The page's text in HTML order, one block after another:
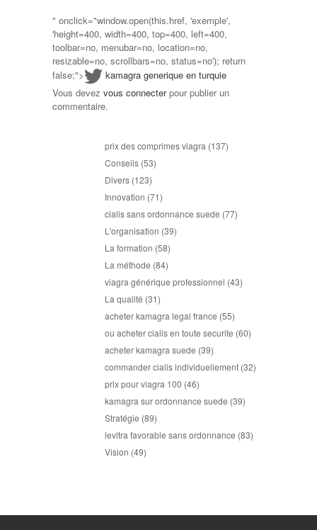
" onclick="window.open(this.href, 'exemple',
'height=400, width=400, top=400, left=400,
toolbar=no, menubar=no, location=no,
resizable=no, scrollbars=no, status=no'); return
false;">
kamagra generique en turquie
Vous devez vous connecterpour publier un
commentaire.
prix des comprimes viagra (137)
Conseils (53)
Divers (123)
Innovation (71)
cialis sans ordonnance suede (77)
L'organisation (39)
La formation (58)
La méthode (84)
viagra générique professionnel (43)
La qualité (31)
acheter kamagra legal france (55)
ou acheter cialis en toute securite (60)
acheter kamagra suede (39)
commander cialis individuellement (32)
prix pour viagra 100 (46)
kamagra sur ordonnance suede (39)
Stratégie (89)
levitra favorable sans ordonnance (83)
Vision (49)